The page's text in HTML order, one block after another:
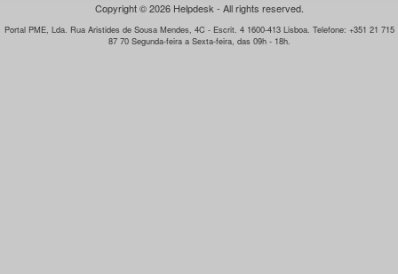
Copyright © 2026 Helpdesk - All rights reserved.
Portal PME, Lda. Rua Aristides de Sousa Mendes, 4C - Escrit. 4 1600-413 Lisboa. Telefone: +351 21 715
87 70 Segunda-feira a Sexta-feira, das 09h - 18h.